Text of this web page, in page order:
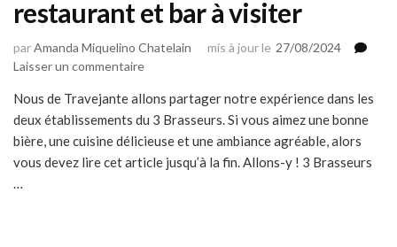
restaurant et bar à visiter
parAmanda Miquelino Chatelain mis à jour le 27/08/2024
Laisser un commentairesur
Brasseurs
:
microbrasserie,
restaurant
Nous de Travejante allons partager notre expérience dans les
deux établissements du 3 Brasseurs. Si vous aimez une bonne
bière, une cuisine délicieuse et une ambiance agréable, alors
vous devez lire cet article jusqu’à la fin. Allons-y ! 3 Brasseurs
…